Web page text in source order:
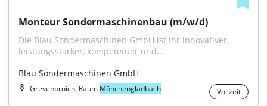
Monteur Sondermaschinenbau (m/w/d)
Die Blau Sondermaschinen GmbH ist Ihr innovativer,
leistungsstarker, kompetenter und...
Blau Sondermaschinen GmbH
Grevenbroich, Raum Mönchengladbach Vollzeit